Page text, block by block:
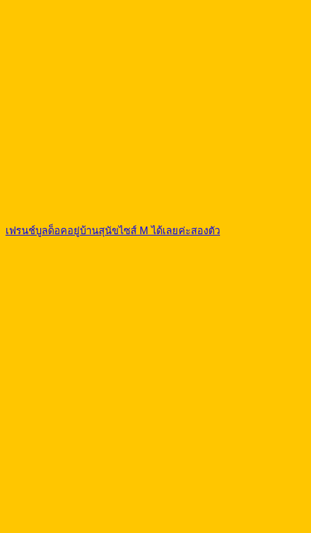
เฟรนช์บูลด็อคอยู่บ้านสุนัขไซส์ M ได้เลยค่ะสองตัว